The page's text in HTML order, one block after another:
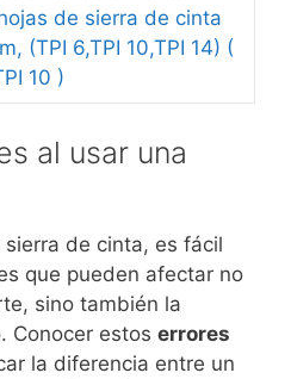
de sierra de cinta
(TPI 6,TPI 10,TPI 14) (
10 )
al usar una
de cinta, es fácil
que pueden afectar no
sino también la
Conocer estos errores
la diferencia entre un